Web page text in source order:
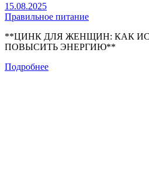
15.08.2025
Правильное питание
**ЦИНК ДЛЯ ЖЕНЩИН: КАК
ПОВЫСИТЬ ЭНЕРГИЮ**
Подробнее